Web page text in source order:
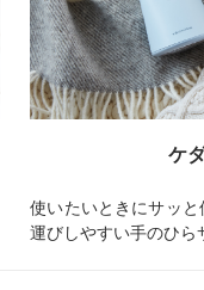
ケ
使いたいときにサッ
運びしやすい手のひら